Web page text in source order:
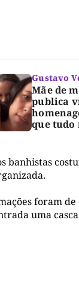
Gustavo
Mãe de
publica
que tudo
banhistas
foram de
uma